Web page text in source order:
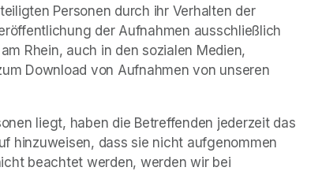
Personen durch ihr Verhalten der
der Aufnahmen ausschließlich
Rhein, auch in den sozialen Medien,
Download von Aufnahmen von unseren
liegt, haben die Betreffenden jederzeit das
hinzuweisen, dass sie nicht aufgenommen
beachtet werden, werden wir bei